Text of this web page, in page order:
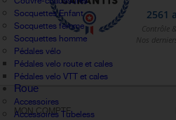
Socquettes Enfant
Socquettes femme
Socquettes homme
Pédales vélo
Pédales velo route et cales
Pédales velo VTT et cales
Roue
Accessoires
Accessoires Tubeless
MON COMPTE